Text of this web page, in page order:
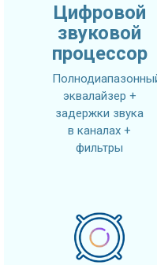
Цифровой
звуковой
процессор
эквалайзер +
задержки звука
в каналах +
фильтры